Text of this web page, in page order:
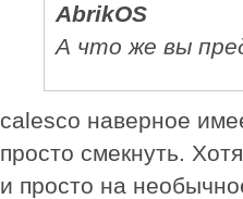
AbrikOS
А что же вы
calesco наверное
просто смекнуть.
и просто на